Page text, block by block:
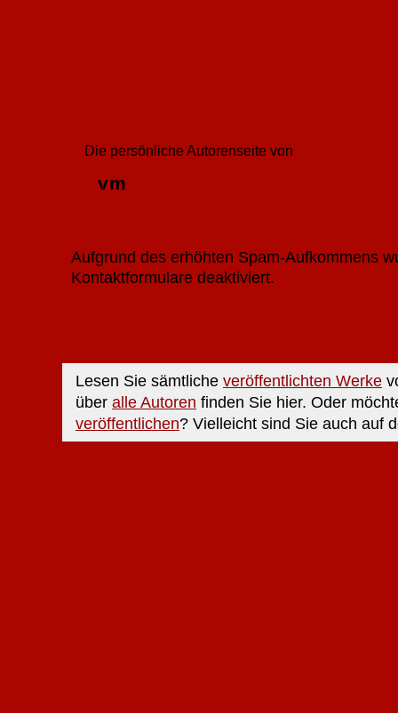
Die persönliche Autorenseite von
vm
Aufgrund des erhöhten Spam-Aufkommens
Kontaktformulare deaktiviert.
Lesen Sie sämtliche veröffentlichten Werke
über alle Autoren finden Sie hier. Oder
veröffentlichen? Vielleicht sind Sie auch auf